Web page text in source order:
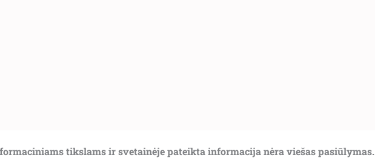
tikslams ir svetainėje pateikta informacija nėra viešas pasiūlymas.